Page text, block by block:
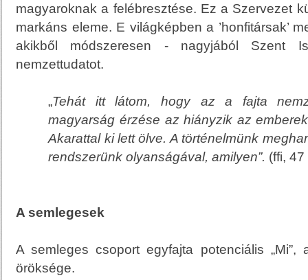
magyaroknak a felébresztése. Ez a Szervezet
markáns eleme. E világképben a ’honfitársak’
akikből módszeresen - nagyjából
nemzettudatot.
„Tehát itt látom, hogy az a fajta
magyarság érzése az hiányzik az
Akarattal ki lett ölve. A történelmünk
rendszerünk olyanságával, amilyen”. (ffi,
A semlegesek
A semleges csoport egyfajta potenciális „Mi”,
öröksége.